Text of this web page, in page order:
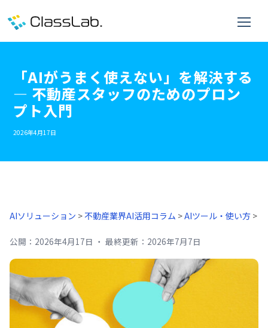
「AIがうまく使えない」を解決する
― 不動産スタッフのためのプロン
プト入門
2026年4月17日
AIソリューション >不動産業界AI活用コラム >AIツール・使い方 >
公開： 2026年4月17日 ・ 最終更新： 2026年7月7日